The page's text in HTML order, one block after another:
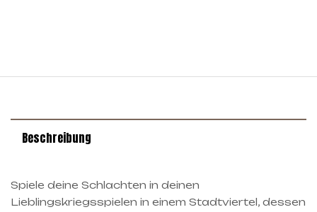
Beschreibung
Spiele deine Schlachten in deinen
Lieblingskriegsspielen in einem Stadtviertel, dessen